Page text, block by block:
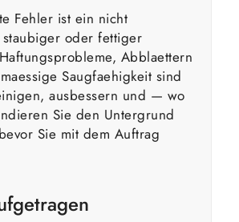
Fehler ist ein nicht
oder fettiger
Abblaettern
Saugfaehigkeit sind
ausbessern und — wo
Sie den Untergrund
Sie mit dem Auftrag